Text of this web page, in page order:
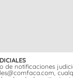
de notificaciones